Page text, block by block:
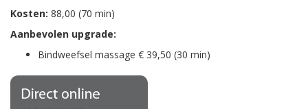
Kosten: 88,00 (70 min)
Aanbevolen upgrade:
Bindweefsel massage € 39,50 (30 min)